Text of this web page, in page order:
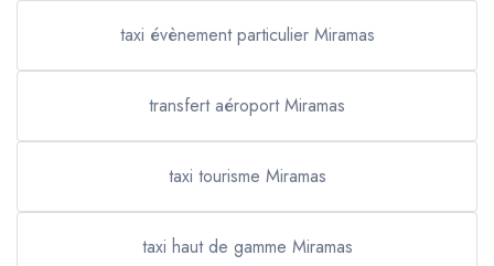
taxi évènement particulier Miramas
transfert aéroport Miramas
taxi tourisme Miramas
taxi haut de gamme Miramas